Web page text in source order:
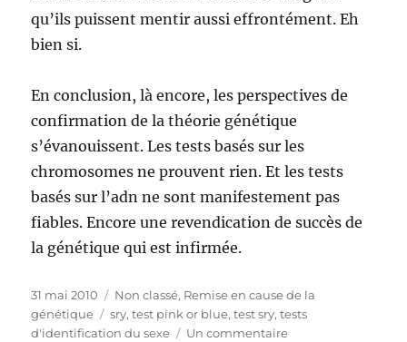
qu’ils puissent mentir aussi effrontément. Eh
bien si.
En conclusion, là encore, les perspectives de
confirmation de la théorie génétique
s’évanouissent. Les tests basés sur les
chromosomes ne prouvent rien. Et les tests
basés sur l’adn ne sont manifestement pas
fiables. Encore une revendication de succès de
la génétique qui est infirmée.
Publié
le
31 mai 2010 Catégories
Non classé, Remise en cause de la
génétique
Étiquettes
sry,test pink or blue,test sry,tests
d'identification du sexe
Un commentaire